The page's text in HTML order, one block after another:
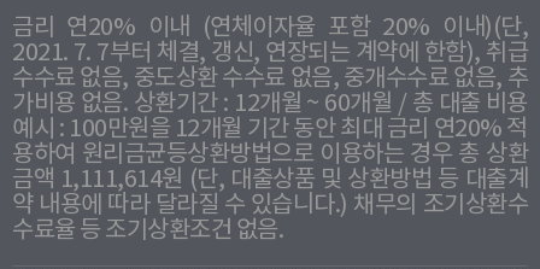
금리 연20% 이내 (연체이자율 포함 20% 이내)(단,
2021. 7. 7부터 체결, 갱신, 연장되는 계약에 한함), 취급
수수료 없음, 중도상환 수수료 없음, 중개수수료 없음, 추
가비용 없음. 상환기간 : 12개월 ~ 60개월 / 총 대출 비용
예시 : 100만원을 12개월 기간 동안 최대 금리 연20% 적
용하여 원리금균등상환방법으로 이용하는 경우 총 상환
금액 1,111,614원 (단, 대출상품 및 상환방법 등 대출계
약 내용에 따라 달라질 수 있습니다.) 채무의 조기상환수
수료율 등 조기상환조건 없음.